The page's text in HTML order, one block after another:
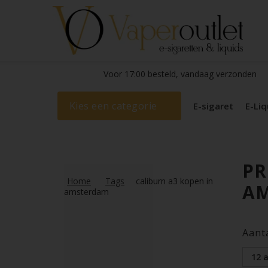
Voor 17:00 besteld, vandaag verzonden
Kies een categorie E-sigaret E-
Home Tags
caliburn a3 kopen in
amsterdam